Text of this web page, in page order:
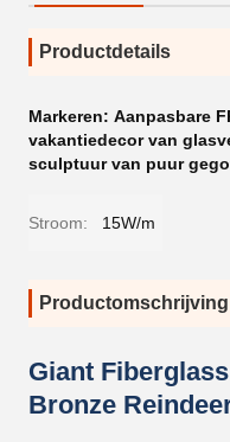
Productdetails
Markeren: Aanpasbare
vakantiedecor van
sculptuur van puur
Stroom: 15W/m
Productomschrijving
Giant
Bronze